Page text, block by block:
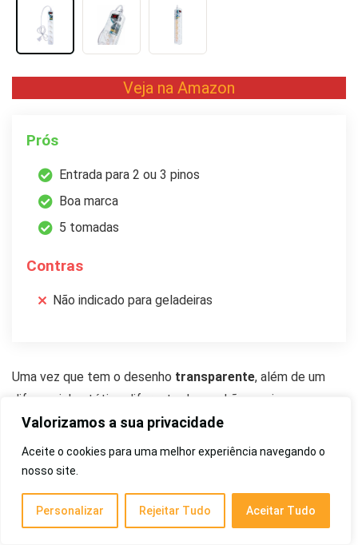
Valorizamos a sua privacidade
Aceite o cookies para uma melhor experiência navegando o
nosso site.
Personalizar Rejeitar Tudo Aceitar Tudo
Veja na Amazon
Prós
Entrada para 2 ou 3 pinos
Boa marca
5 tomadas
Contras
Não indicado para geladeiras
Uma vez que tem o desenho transparente, além de um
diferencial estético diferente dos padrões mais comuns,
podemos ver se os fios estão todos conectados e assim
facilitar a identificação de problemas técnicos, no modelo.
De fato, este produto é desenvolvido de modo específico
para evitar que os danos nas redes elétricas propiciados